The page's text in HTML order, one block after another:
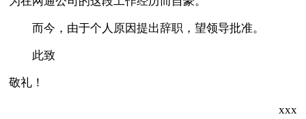
而今，由于个人原因提出辞职，望领导批准。
此致
敬礼！
xxx